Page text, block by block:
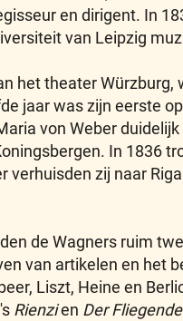
en dirigent. In
van Leipzig
het theater Würzburg,
jaar was zijn eerste
von Weber
In 1836
verhuisden zij naar
de Wagners ruim
van artikelen en het
Liszt, Heine en
Rienzien Der